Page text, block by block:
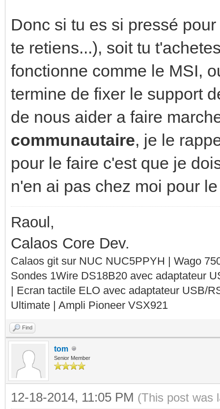
Donc si tu es si pressé
te retiens...), soit tu
fonctionne comme le MSI,
termine de fixer le support
de nous aider a faire
communautaire, je le
pour le faire c'est que je
n'en ai pas chez moi pour
Raoul,
Calaos Core Dev.
Calaos git sur NUC NUC5PPYH | Wago
Sondes 1Wire DS18B20 avec adaptateur
| Ecran tactile ELO avec adaptateur USB/
Ultimate | Ampli Pioneer VSX921
Find
tom
Senior Member
12-18-2014, 11:05 PM (This post was